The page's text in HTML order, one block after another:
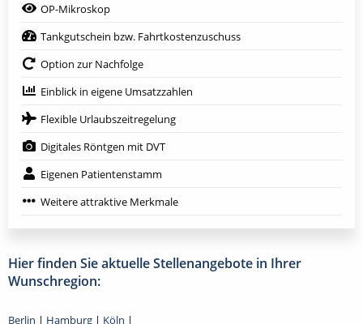
OP-Mikroskop
Tankgutschein bzw. Fahrtkostenzuschuss
Option zur Nachfolge
Einblick in eigene Umsatzzahlen
Flexible Urlaubszeitregelung
Digitales Röntgen mit DVT
Eigenen Patientenstamm
Weitere attraktive Merkmale
Hier finden Sie aktuelle Stellenangebote in Ihrer
Wunschregion:
Berlin | Hamburg | Köln |